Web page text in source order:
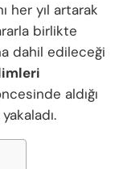
her yıl artarak
birlikte
dahil edileceği
aldığı